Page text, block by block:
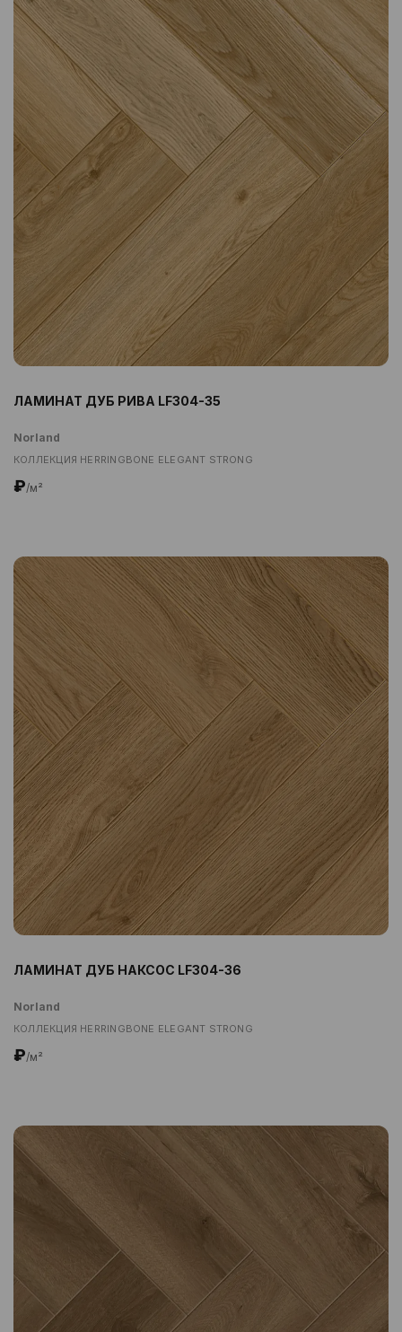
ЛАМИНАТ ДУБ РИВА LF304-35
Norland
КОЛЛЕКЦИЯ HERRINGBONE ELEGANT STRONG
₽/м²
ЛАМИНАТ ДУБ НАКСОС LF304-36
Norland
КОЛЛЕКЦИЯ HERRINGBONE ELEGANT STRONG
₽/м²